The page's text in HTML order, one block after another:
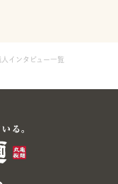
人インタビュー一覧